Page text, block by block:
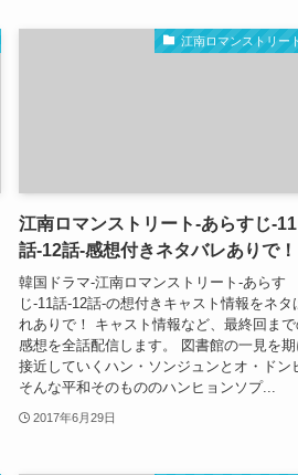
江南ロマンストリー
江南ロマンストリート-あらすじ-11
話-12話-感想付きネタバレありで！
韓国ドラマ-江南ロマンストリート-あらす
じ-11話-12話-の想付きキャスト情報をネタ
れありで！ キャスト情報など、最終回まで
感想を全話配信します。 図書館の一見を期
接近していくハン・ソンジュンとオ・ドン
そんな平和そのもののハンヒョンソプ...
2017年6月29日